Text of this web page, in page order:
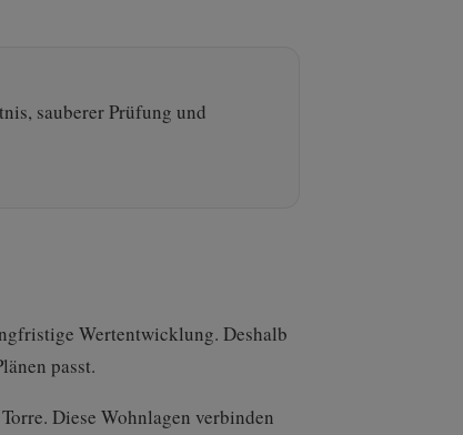
sauberer Prüfung und
Wertentwicklung. Deshalb
passt.
Diese Wohnlagen verbinden